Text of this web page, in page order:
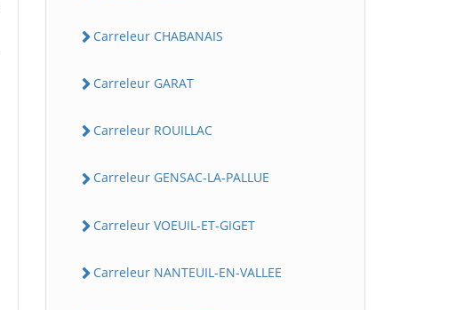
Carreleur CHABANAIS
Carreleur GARAT
Carreleur ROUILLAC
Carreleur GENSAC-LA-PALLUE
Carreleur VOEUIL-ET-GIGET
Carreleur NANTEUIL-EN-VALLEE